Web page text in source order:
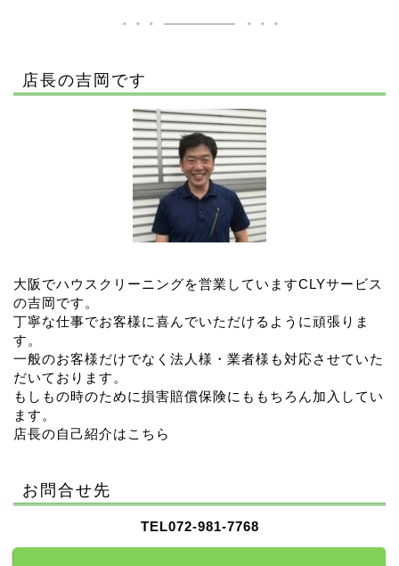
店長の吉岡です
大阪でハウスクリーニングを営業していますCLYサービス
の吉岡です。
丁寧な仕事でお客様に喜んでいただけるように頑張りま
す。
一般のお客様だけでなく法人様・業者様も対応させていた
だいております。
もしもの時のために損害賠償保険にももちろん加入してい
ます。
店長の自己紹介はこちら
お問合せ先
TEL072-981-7768